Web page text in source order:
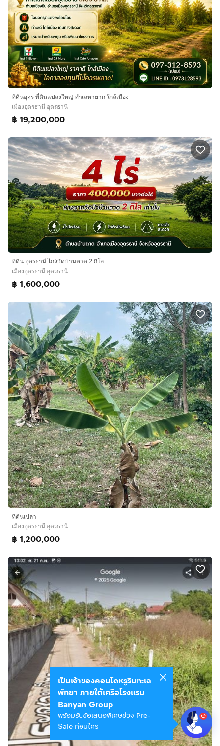
ที่ดินอุดร ที่ดินแปลงใหญ่ ทำเลหายาก ใกล้เมือง
เมืองอุดรธานี อุดรธานี
฿ 19,200,000
ที่ดิน อุดรธานี ไกล้วัดบ้านตาด 2 กิโล
เมืองอุดรธานี อุดรธานี
฿ 1,600,000
ที่ดินเปล่า
เมืองอุดรธานี อุดรธานี
฿ 1,200,000
เป็นเจ้าของคอนโดหรูริมทะเล
พัทยา ภายใต้เครือโรงแรม
Banyan Group
พร้อมรับข้อเสนอพิเศษช่วง Pre-
Sale ก่อนใคร